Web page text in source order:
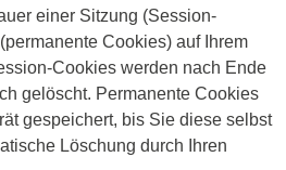
einer Sitzung (Session-
Cookies) auf Ihrem
Cookies werden nach Ende
gelöscht. Permanente Cookies
gespeichert, bis Sie diese selbst
Löschung durch Ihren